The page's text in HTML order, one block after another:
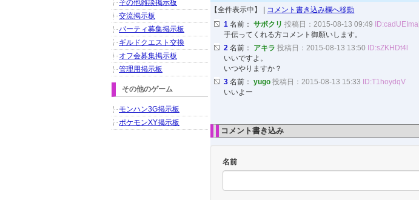
【全件表示中】 | コメント書き込み欄へ移動
1 名前： サボクリ 投稿日：2015-08-13 09:49 ID:cadUEIma
手伝ってくれる方コメント御願いします。
2 名前： アキラ 投稿日：2015-08-13 13:50
ID:sZKHDt4l
いいですよ。
いつやりますか？
3 名前： yugo 投稿日：2015-08-13 15:33
ID:T1hoydqV
いいよー
コメント書き込み
名前
その他雑談掲示板
交流掲示板
パーティ募集掲示板
ギルドクエスト交換
オフ会募集掲示板
管理用掲示板
その他のゲーム
モンハン3G掲示板
ポケモンXY掲示板